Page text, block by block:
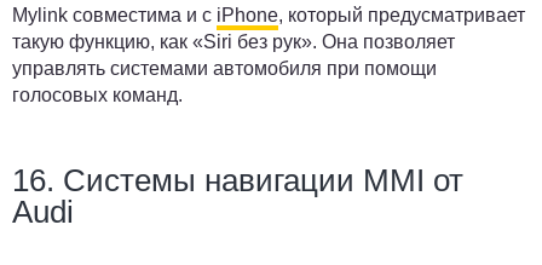
Mylink совместима и с iPhone, который предусматривает
такую функцию, как «Siri без рук». Она позволяет
управлять системами автомобиля при помощи
голосовых команд.
16. Системы навигации MMI от
Audi